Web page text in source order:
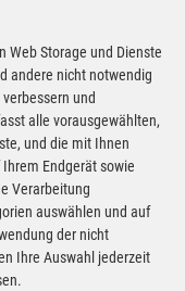
in
Web Storage und Dienste
andere nicht notwendig
und
alle vorausgewählten,
und die mit Ihnen
Endgerät sowie
Verarbeitung
auswählen und auf
der nicht
Ihre Auswahl jederzeit